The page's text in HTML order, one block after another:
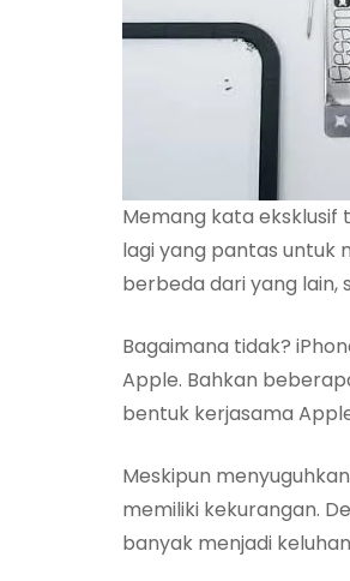
Memang kata
lagi yang pantas untuk
berbeda dari yang lain,
Bagaimana tidak?
Apple. Bahkan
bentuk kerjasama
Meskipun
memiliki kekurangan.
banyak menjadi